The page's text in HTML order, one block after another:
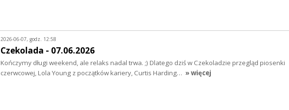
2026-06-07, godz. 12:58
Czekolada - 07.06.2026
Kończymy długi weekend, ale relaks nadal trwa. ;) Dlatego dziś w Czekoladzie przegląd piosenki
czerwcowej, Lola Young z początków kariery, Curtis Harding… » więcej